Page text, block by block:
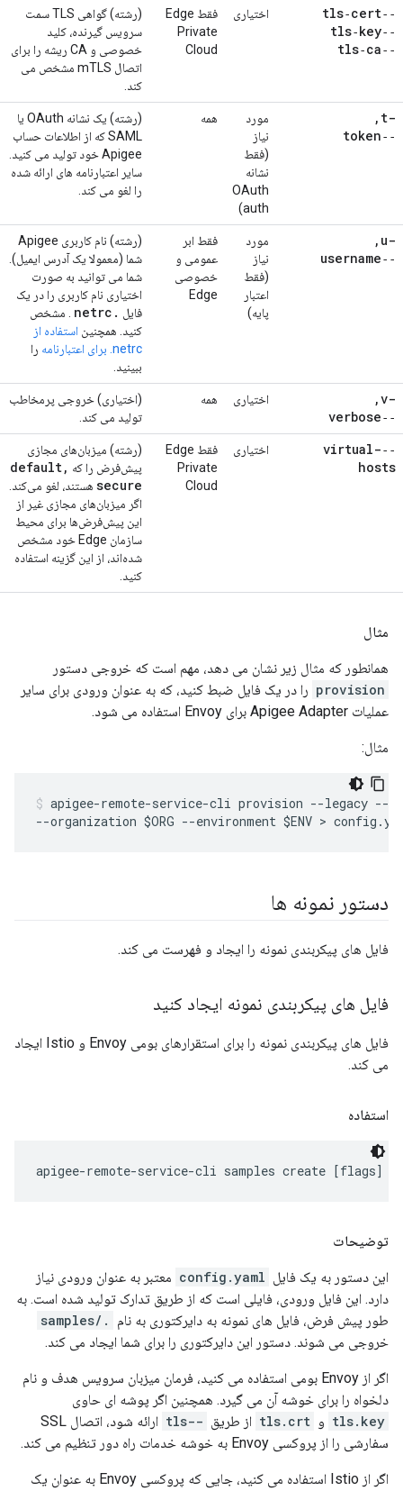
‑‑tls‑cert
‑‑tls‑key
‑‑tls‑ca
اختیاری
فقط Edge
Private
Cloud
(رشته) گواهی TLS سمت
سرویس گیرنده، کلید
خصوصی و CA ریشه را برای
اتصال mTLS مشخص می
کند.
-t
,
‑‑token
مورد
نیاز
(فقط
نشانه
OAuth
auth)
همه
(رشته) یک نشانه OAuth یا
SAML که از اطلاعات حساب
Apigee خود تولید می کنید.
سایر اعتبارنامه های ارائه شده
را لغو می کند.
-u
,
‑‑username
مورد
نیاز
(فقط
اعتبار
پایه)
فقط ابر
عمومی و
خصوصی
Edge
(رشته) نام کاربری Apigee
شما (معمولا یک آدرس ایمیل).
شما می توانید به صورت
اختیاری نام کاربری را در یک
فایل
.
netrc . مشخص
کنید. همچنین استفاده از
netrc. برای اعتبارنامه
را
ببینید.
-v
,
‑‑verbose
اختیاری همه
(اختیاری) خروجی پرمخاطب
تولید می کند.
‑‑virtual-
hosts
اختیاری
فقط Edge
Private
Cloud
(رشته) میزبان‌های مجازی
پیش‌فرض را که
default,
secure هستند، لغو می‌کند.
اگر میزبان‌های مجازی غیر از
این پیش‌فرض‌ها برای محیط
سازمان Edge خود مشخص
شده‌اند، از این گزینه استفاده
کنید.
مثال
همانطور که مثال زیر نشان می دهد، مهم است که خروجی دستور
provision را در یک فایل ضبط کنید، که به عنوان ورودی برای سایر
عملیات Apigee Adapter برای Envoy استفاده می شود.
مثال:
apigee-remote-service-cli provision --legacy --mfa
--organization $ORG --environment $ENV >
دستور نمونه ها
فایل های پیکربندی نمونه را ایجاد و فهرست می کند.
فایل های پیکربندی نمونه ایجاد کنید
فایل های پیکربندی نمونه را برای استقرارهای بومی Envoy و Istio ایجاد
می کند.
استفاده
apigee-remote-service-cli samples create [flags]
توضیحات
این دستور به یک فایل config.yaml معتبر به عنوان ورودی نیاز
دارد. این فایل ورودی، فایلی است که از طریق تدارک تولید شده است. به
طور پیش فرض، فایل های نمونه به دایرکتوری به نام
./samples
خروجی می شوند. دستور این دایرکتوری را برای شما ایجاد می کند.
اگر از Envoy بومی استفاده می کنید، فرمان میزبان سرویس هدف و نام
دلخواه را برای خوشه آن می گیرد. همچنین اگر پوشه ای حاوی
tls.key و tls.crt از طریق --tls
ارائه شود، اتصال SSL
سفارشی را از پروکسی Envoy به خوشه خدمات راه دور تنظیم می کند.
اگر از Istio استفاده می کنید، جایی که پروکسی Envoy به عنوان یک